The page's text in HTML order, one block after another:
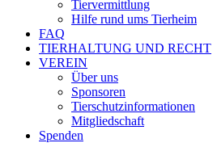
Tiervermittlung
Hilfe rund ums Tierheim
FAQ
TIERHALTUNG UND RECHT
VEREIN
Über uns
Sponsoren
Tierschutzinformationen
Mitgliedschaft
Spenden